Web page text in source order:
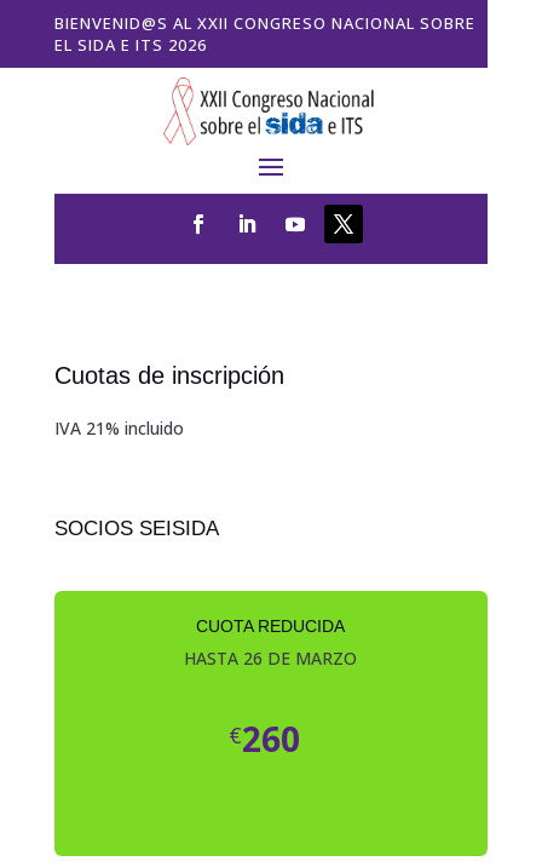
BIENVENID@S AL XXII CONGRESO NACIONAL SOBRE
EL SIDA E ITS 2026
Cuotas de inscripción
IVA 21% incluido
SOCIOS SEISIDA
CUOTA REDUCIDA
HASTA 26 DE MARZO
€260